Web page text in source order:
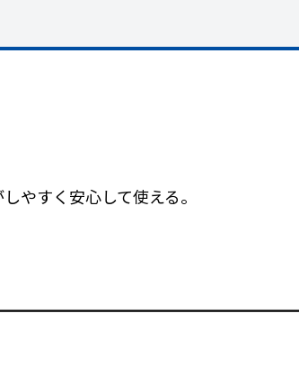
やすく安心して使える。